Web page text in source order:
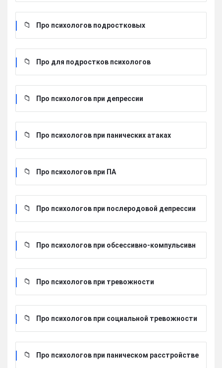
Про психологов подростковых
Про для подростков психологов
Про психологов при депрессии
Про психологов при панических атаках
Про психологов при ПА
Про психологов при послеродовой депрессии
Про психологов при обсессивно-компульсивн
Про психологов при тревожности
Про психологов при социальной тревожности
Про психологов при паническом расстройстве